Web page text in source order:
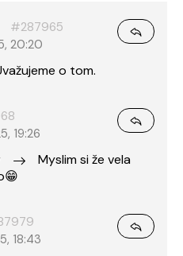
#287965
20:20
o tom.
19:26
Myslim si že vela
18:43